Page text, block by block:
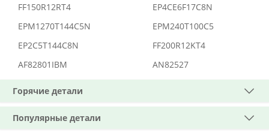
FF150R12RT4
EP4CE6F17C8N
EPM1270T144C5N
EPM240T100C5
EP2C5T144C8N
FF200R12KT4
AF82801IBM
AN82527
Горячие детали
Популярные детали